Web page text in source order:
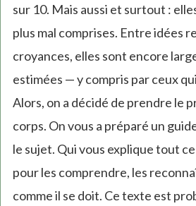
sur 10. Mais aussi et surtout :
plus mal comprises. Entre idées
croyances, elles sont encore
estimées — y compris par ceux
Alors, on a décidé de prendre le
corps. On vous a préparé un
le sujet. Qui vous explique tout
pour les comprendre, les
comme il se doit. Ce texte est